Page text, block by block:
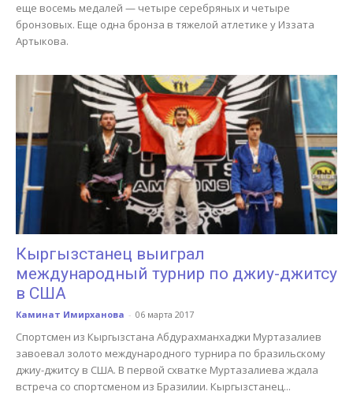
еще восемь медалей — четыре серебряных и четыре
бронзовых. Еще одна бронза в тяжелой атлетике у Иззата
Артыкова.
Кыргызстанец выиграл
международный турнир по джиу-джитсу
в США
Каминат Имирханова - 06 марта 2017
Спортсмен из Кыргызстана Абдурахманхаджи Муртазалиев
завоевал золото международного турнира по бразильскому
джиу-джитсу в США. В первой схватке Муртазалиева ждала
встреча со спортсменом из Бразилии. Кыргызстанец...